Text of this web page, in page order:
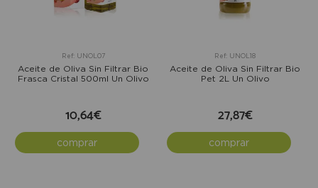
Ref: UNOL07
Aceite de Oliva Sin Filtrar Bio
Frasca Cristal 500ml Un Olivo
10,64€
comprar
Ref: UNOL18
Aceite de Oliva Sin Filtrar Bio
Pet 2L Un Olivo
27,87€
comprar